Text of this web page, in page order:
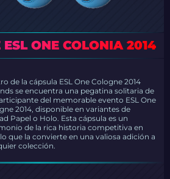
ONE COLONIA 2014
de la cápsula ESL One Cologne 2014
se encuentra una pegatina solitaria de
del memorable evento ESL One
2014, disponible en variantes de
Papel o Holo. Esta cápsula es un
de la rica historia competitiva en
lo que la convierte en una valiosa adición a
colección.